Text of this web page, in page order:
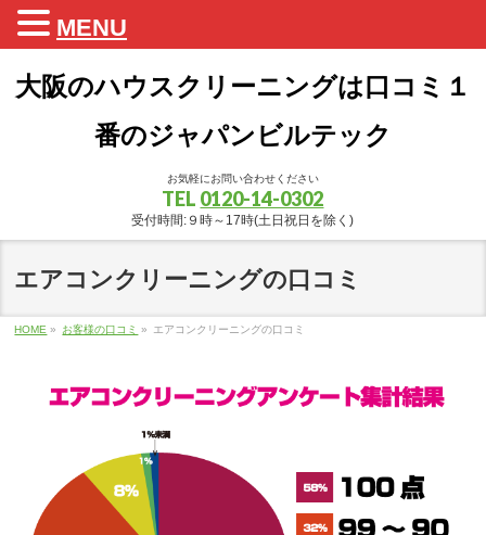
大阪のハウスクリーニングは口コミ１
番のジャパンビルテック
お気軽にお問い合わせください
TEL 0120-14-0302
受付時間:９時～17時(土日祝日を除く)
エアコンクリーニングの口コミ
HOME » お客様の口コミ » エアコンクリーニングの口コミ
MENU